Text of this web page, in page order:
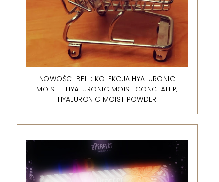
NOWOŚCI BELL: KOLEKCJA HYALURONIC
MOIST - HYALURONIC MOIST CONCEALER,
HYALURONIC MOIST POWDER